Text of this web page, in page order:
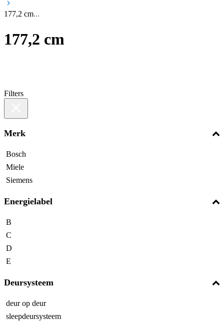
177,2 cm
177,2 cm
Filters
Merk
Bosch
Miele
Siemens
Energielabel
B
C
D
E
Deursysteem
deur op deur
sleepdeursysteem